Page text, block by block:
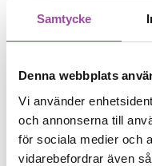
Samtycke
Denna webbplats
Vi använder
och annonserna till
för sociala medier och
vidarebefordrar även
2026